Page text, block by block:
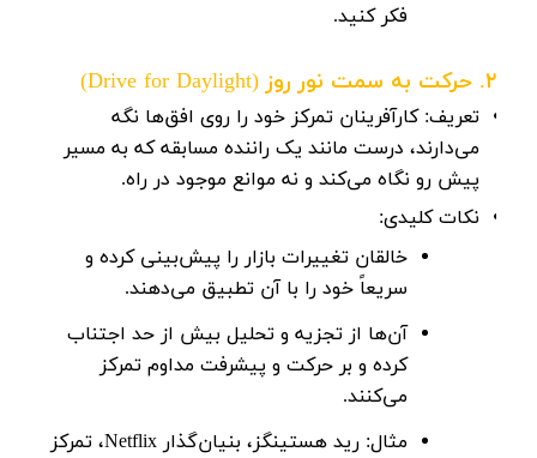
فکر کنید.
2. حرکت به سمت نور روز (Drive for Daylight)
تعریف: کارآفرینان تمرکز خود را روی افق‌ها نگه
می‌دارند، درست مانند یک راننده مسابقه که به مسیر
پیش رو نگاه می‌کند و نه موانع موجود در راه.
نکات کلیدی:
خالقان تغییرات بازار را پیش‌بینی کرده و
سریعاً خود را با آن تطبیق می‌دهند.
آن‌ها از تجزیه و تحلیل بیش از حد اجتناب
کرده و بر حرکت و پیشرفت مداوم تمرکز
می‌کنند.
مثال: رید هستینگز
، بنیان‌گذار Netflix، تمرکز